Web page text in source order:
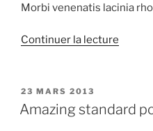
Morbi venenatis lacinia
Continuer la lecture
PUBLIÉ
LE
23 MARS 2013
Amazing standard